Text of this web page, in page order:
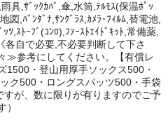
具,ｻﾞｯｸｶﾊﾞ,傘,水筒,ﾃﾙﾓｽ(保温ﾎﾟｯ
図,ﾊﾞﾝﾀﾞﾅ,ｻﾝｸﾞﾗｽ,ｶﾒﾗ･ﾌｨﾙﾑ,替電池,
,ｽﾄｰﾌﾞ(ｺﾝﾛ),ﾌｧｰｽﾄｴｲﾄﾞｷｯﾄ,常備薬,
自で必要,不必要判断して下さ
≫参考にしてください。【有償レ
1500・登山用厚手ソックス500・
ク500・ロングスパッツ500・手袋
が、数に限りが有りますのでご予